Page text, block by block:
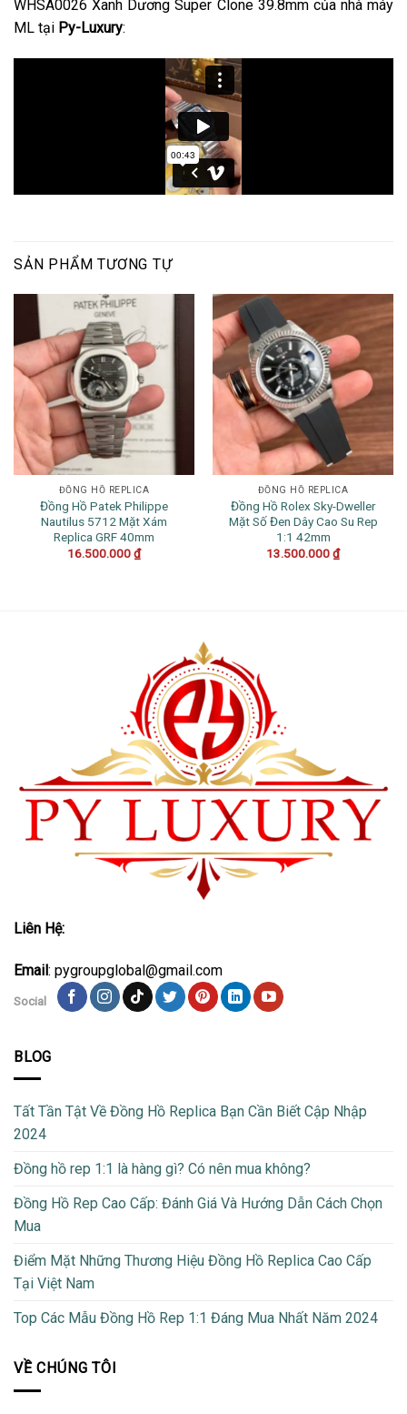
WHSA0026 Xanh Dương Super Clone 39.8mm của nhà máy
ML tại Py-Luxury:
SẢN PHẨM TƯƠNG TỰ
ĐỒNG HỒ REPLICA
Đồng Hồ Patek Philippe
Nautilus 5712 Mặt Xám
Replica GRF 40mm
16.500.000₫
ĐỒNG HỒ REPLICA
Đồng Hồ Rolex Sky-Dweller
Mặt Số Đen Dây Cao Su Rep
1:1 42mm
13.500.000₫
Liên Hệ:
Email: pygroupglobal@gmail.com
Social
BLOG
Tất Tần Tật Về Đồng Hồ Replica Bạn Cần Biết Cập Nhập
2024
Đồng hồ rep 1:1 là hàng gì? Có nên mua không?
Đồng Hồ Rep Cao Cấp: Đánh Giá Và Hướng Dẫn Cách Chọn
Mua
Điểm Mặt Những Thương Hiệu Đồng Hồ Replica Cao Cấp
Tại Việt Nam
Top Các Mẫu Đồng Hồ Rep 1:1 Đáng Mua Nhất Năm 2024
VỀ CHÚNG TÔI